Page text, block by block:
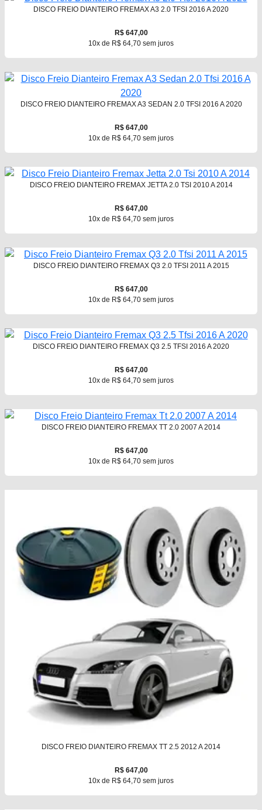
DISCO FREIO DIANTEIRO FREMAX A3 2.0 TFSI 2016 A 2020
R$ 647,00
10x de R$ 64,70 sem juros
DISCO FREIO DIANTEIRO FREMAX A3 SEDAN 2.0 TFSI 2016 A 2020
R$ 647,00
10x de R$ 64,70 sem juros
DISCO FREIO DIANTEIRO FREMAX JETTA 2.0 TSI 2010 A 2014
R$ 647,00
10x de R$ 64,70 sem juros
DISCO FREIO DIANTEIRO FREMAX Q3 2.0 TFSI 2011 A 2015
R$ 647,00
10x de R$ 64,70 sem juros
DISCO FREIO DIANTEIRO FREMAX Q3 2.5 TFSI 2016 A 2020
R$ 647,00
10x de R$ 64,70 sem juros
DISCO FREIO DIANTEIRO FREMAX TT 2.0 2007 A 2014
R$ 647,00
10x de R$ 64,70 sem juros
DISCO FREIO DIANTEIRO FREMAX TT 2.5 2012 A 2014
R$ 647,00
10x de R$ 64,70 sem juros